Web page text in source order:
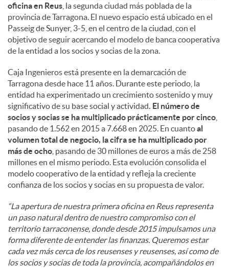
oficina en Reus , la segunda ciudad más poblada de la
provincia de Tarragona. El nuevo espacio está ubicado en el
Passeig de Sunyer, 3-5, en el centro de la ciudad, con el
objetivo de seguir acercando el modelo de banca cooperativa
de la entidad a los socios y socias de la zona.
Caja Ingenieros está presente en la demarcación de
Tarragona desde hace 11 años. Durante este periodo, la
entidad ha experimentado un crecimiento sostenido y muy
significativo de su base social y actividad. El número de
socios y socias se ha multiplicado prácticamente por cinco
pasando de 1.562 en 2015 a 7.668 en 2025. En cuantoal
volumen total de negocio, la cifra se ha multiplicado por
más de ocho , pasando de 30 millones de euros a más de 258
millones en el mismo periodo. Esta evolución consolida el
modelo cooperativo de la entidad y refleja la creciente
confianza de los socios y socias en su propuesta de valor.
“La apertura de nuestra primera oficina en Reus representa
un paso natural dentro de nuestro compromiso con el
territorio tarraconense, donde desde 2015 impulsamos una
forma diferente de entender las finanzas. Queremos estar
cada vez más cerca de los reusenses y reusenses, así como de
los socios y socias de toda la provincia, acompañándolos en